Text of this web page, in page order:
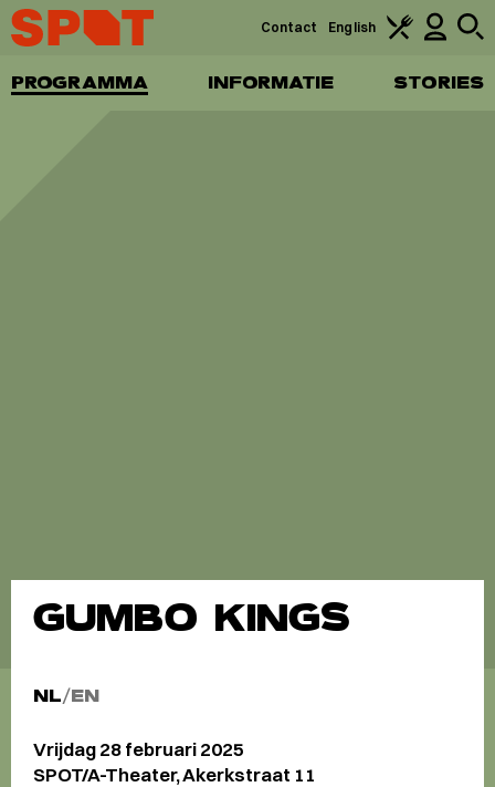
PROGRAMMA INFORMATIE STORIES
Contact English
GUMBO KINGS
NL/EN
Vrijdag 28 februari 2025
SPOT/A-Theater, Akerkstraat 11